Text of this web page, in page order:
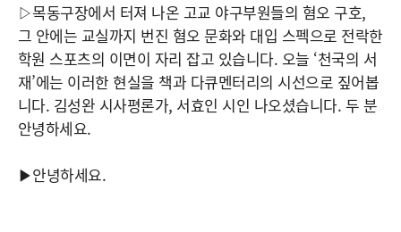
▷목동구장에서 터져 나온 고교 야구부원들의 혐오 구호,
그 안에는 교실까지 번진 혐오 문화와 대입 스펙으로 전락한
학원 스포츠의 이면이 자리 잡고 있습니다. 오늘 ‘천국의 서
재’에는 이러한 현실을 책과 다큐멘터리의 시선으로 짚어봅
니다. 김성완 시사평론가, 서효인 시인 나오셨습니다. 두 분
안녕하세요.
▶안녕하세요.